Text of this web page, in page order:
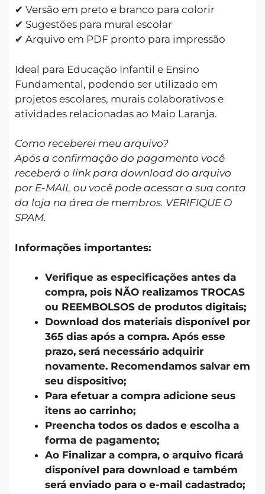
✔ Versão em preto e branco para colorir
✔ Sugestões para mural escolar
✔ Arquivo em PDF pronto para impressão
Ideal para Educação Infantil e Ensino
Fundamental, podendo ser utilizado em
projetos escolares, murais colaborativos e
atividades relacionadas ao Maio Laranja.
Como receberei meu arquivo?
Após a confirmação do pagamento você
receberá o link para download do arquivo
por E-MAIL ou você pode acessar a sua conta
da loja na área de membros. VERIFIQUE O
SPAM.
Informações importantes:
Verifique as especificações antes da
compra, pois NÃO realizamos TROCAS
ou REEMBOLSOS de produtos digitais;
Download dos materiais disponível por
365 dias após a compra. Após esse
prazo, será necessário adquirir
novamente. Recomendamos salvar em
seu dispositivo;
Para efetuar a compra adicione seus
itens ao carrinho;
Preencha todos os dados e escolha a
forma de pagamento;
Ao Finalizar a compra, o arquivo ficará
disponível para download e também
será enviado para o e-mail cadastrado;